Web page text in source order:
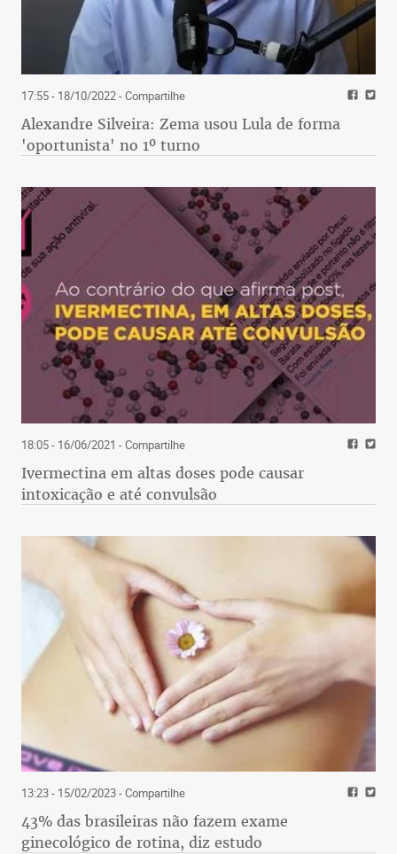
17:55 - 18/10/2022- Compartilhe
Alexandre Silveira: Zema usou Lula de forma
'oportunista' no 1º turno
18:05 - 16/06/2021 - Compartilhe
Ivermectina em altas doses pode causar
intoxicação e até convulsão
13:23 - 15/02/2023- Compartilhe
43% das brasileiras não fazem exame
ginecológico de rotina, diz estudo